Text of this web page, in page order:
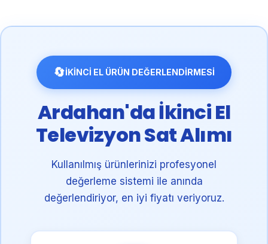
🔄İKİNCİ EL ÜRÜN DEĞERLENDİRMESİ
Ardahan'da İkinci El
Televizyon Sat Alımı
Kullanılmış ürünlerinizi profesyonel
değerleme sistemi ile anında
değerlendiriyor, en iyi fiyatı veriyoruz.